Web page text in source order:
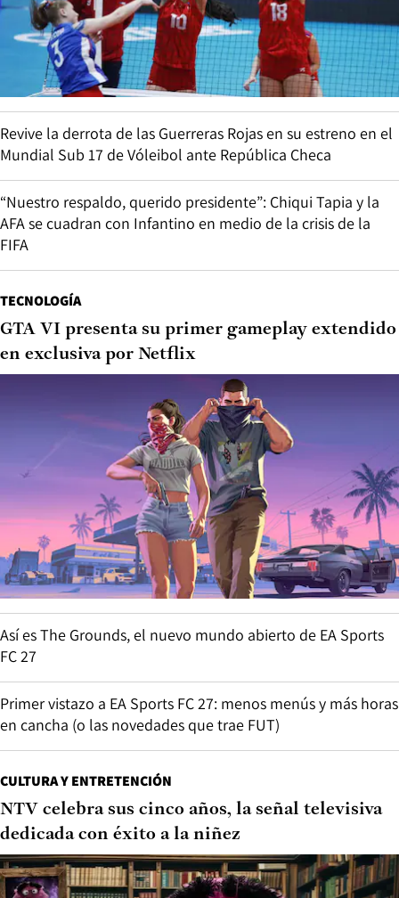
Revive la derrota de las Guerreras Rojas en su estreno en el
Mundial Sub 17 de Vóleibol ante República Checa
“Nuestro respaldo, querido presidente”: Chiqui Tapia y la
AFA se cuadran con Infantino en medio de la crisis de la
FIFA
TECNOLOGÍA
GTA VI presenta su primer gameplay extendido
en exclusiva por Netflix
Así es The Grounds, el nuevo mundo abierto de EA Sports
FC 27
Primer vistazo a EA Sports FC 27: menos menús y más horas
en cancha (o las novedades que trae FUT)
CULTURA Y ENTRETENCIÓN
NTV celebra sus cinco años, la señal televisiva
dedicada con éxito a la niñez